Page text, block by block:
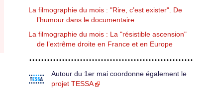
La filmographie du mois : "Rire, c’est exister". De
l’humour dans le documentaire
La filmographie du mois : La "résistible ascension"
de l’extrême droite en France et en Europe
Autour du 1er mai coordonne également le
projet TESSA